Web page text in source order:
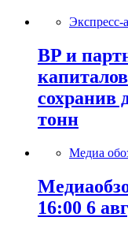
Экспресс-
BP и
сохранив
тонн
Медиа
16:00 6